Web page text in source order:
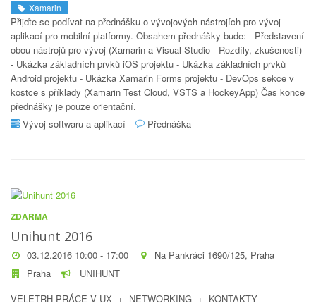
Xamarin
Přijďte se podívat na přednášku o vývojových nástrojích pro vývoj
aplikací pro mobilní platformy. Obsahem přednášky bude: - Představení
obou nástrojů pro vývoj (Xamarin a Visual Studio - Rozdíly, zkušenosti)
- Ukázka základních prvků iOS projektu - Ukázka základních prvků
Android projektu - Ukázka Xamarin Forms projektu - DevOps sekce v
kostce s příklady (Xamarin Test Cloud, VSTS a HockeyApp) Čas konce
přednášky je pouze orientační.
Vývoj softwaru a aplikací
Přednáška
ZDARMA
Unihunt 2016
03.12.2016 10:00 - 17:00
Na Pankráci 1690/125, Praha
Praha
UNIHUNT
VELETRH PRÁCE V UX + NETWORKING + KONTAKTY